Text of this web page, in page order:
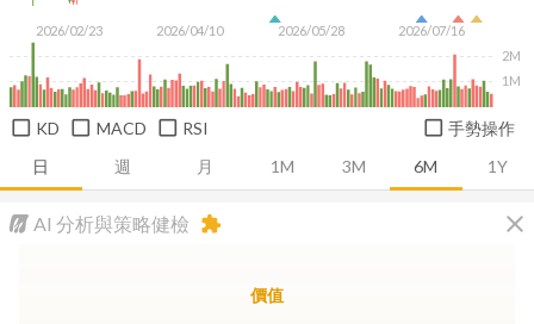
日 週 月 1M 3M 6M 1Y
2026/02/23 2026/04/10 2026/05/28 2026/07/16
1M
2M
KD MACD RSI 手勢操作
AI 分析與策略健檢 close
extension
價值